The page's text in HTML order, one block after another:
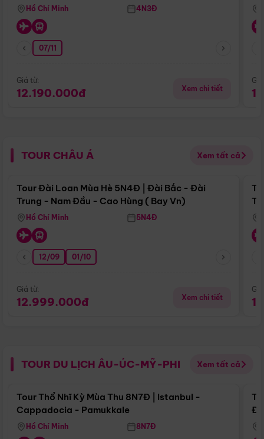
Hồ Chí Minh 4N3Đ
07/11
Giá từ:
12.190.000đ Xem chi tiết
TOUR CHÂU Á Xem tất cả
Điểm nổi bật
Tour Đài Loan Mùa Hè 5N4Đ | Đài Bắc - Đài
Trung - Nam Đầu - Cao Hùng ( Bay Vn)
Hồ Chí Minh 5N4Đ
12/09 01/10
Giá từ:
12.999.000đ Xem chi tiết
TOUR DU LỊCH ÂU-ÚC-MỸ-PHI Xem tất cả
Điểm nổi bật
Tour Thổ Nhĩ Kỳ Mùa Thu 8N7Đ | Istanbul -
Cappadocia - Pamukkale
Hồ Chí Minh 8N7Đ